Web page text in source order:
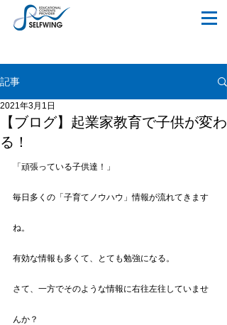
記事
【ブログ】起業家教育で子供が変わ
る！
2021年3月1日
「頑張っている子供達！」
毎日多くの「子育てノウハウ」情報が流れてきます
ね。
有効な情報も多くて、とても勉強になる。
さて、一方でそのような情報に右往左往していませ
んか？